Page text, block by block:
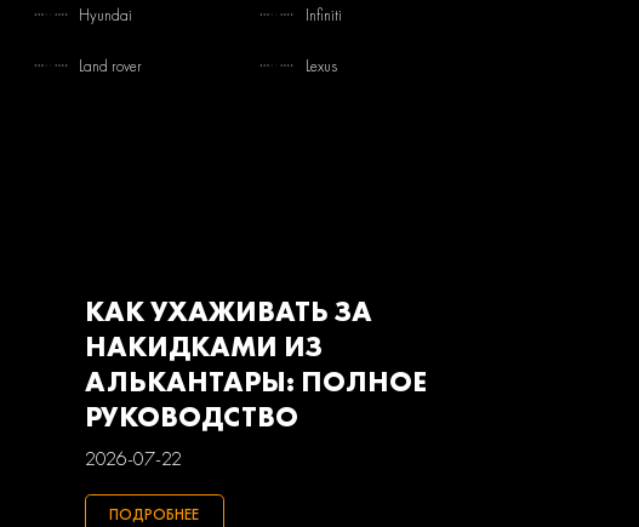
Hyundai Infiniti
Land rover Lexus
КАК УХАЖИВАТЬ ЗА
НАКИДКАМИ ИЗ
АЛЬКАНТАРЫ: ПОЛНОЕ
РУКОВОДСТВО
2026-07-22
ПОДРОБНЕЕ